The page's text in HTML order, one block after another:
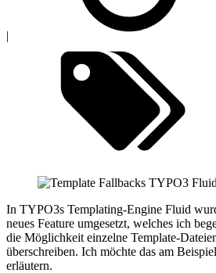
|
In TYPO3s Templating-Engine Fluid
neues Feature umgesetzt, welches ich
die Möglichkeit einzelne Template-
überschreiben. Ich möchte das am
erläutern.